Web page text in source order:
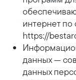
интернет по
https://
данных —
данных